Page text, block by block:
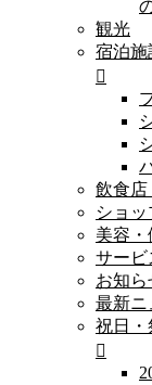
観光
宿泊施
飲食店
ショ
美容・
サービ
お知ら
最新ニ
祝日・